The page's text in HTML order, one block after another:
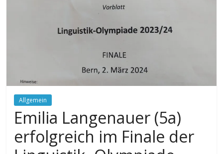
Allgemein
Emilia Langenauer (5a)
erfolgreich im Finale der